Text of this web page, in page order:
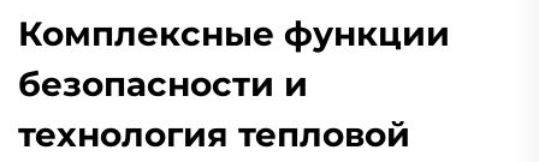
Комплексные функции
безопасности и
технология тепловой